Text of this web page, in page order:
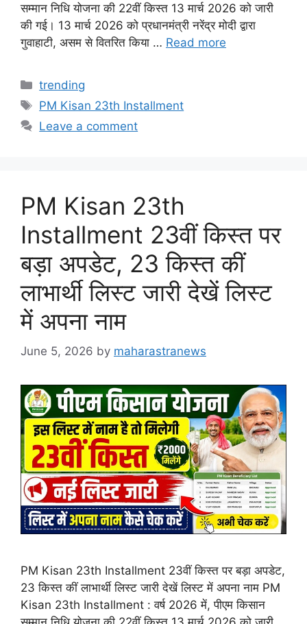
सम्मान निधि योजना की 22वीं किस्त 13 मार्च 2026 को जारी
की गई। 13 मार्च 2026 को प्रधानमंत्री नरेंद्र मोदी द्वारा
गुवाहाटी, असम से वितरित किया … Read more
Categories
trending
Tags
PM Kisan 23th Installment
Leave a comment
PM Kisan 23th
Installment 23वीं किस्त पर
बड़ा अपडेट, 23 किस्त कीं
लाभार्थी लिस्ट जारी देखें लिस्ट
में अपना नाम
June 5, 2026 by maharastranews
PM Kisan 23th Installment 23वीं किस्त पर बड़ा अपडेट,
23 किस्त कीं लाभार्थी लिस्ट जारी देखें लिस्ट में अपना नाम PM
Kisan 23th Installment : वर्ष 2026 में, पीएम किसान